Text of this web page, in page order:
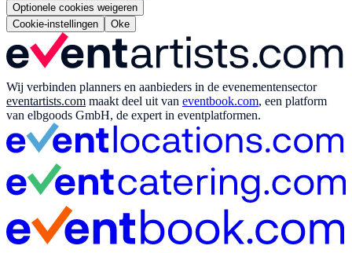
Optionele cookies weigeren
Cookie-instellingen
Oke
Wij verbinden planners en aanbieders in de evenementensector
eventartists.com maakt deel uit van eventbook.com, een platform
van elbgoods GmbH, de expert in eventplatformen.